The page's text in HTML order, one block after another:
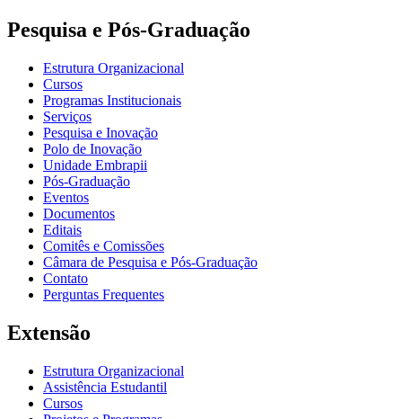
Pesquisa e Pós-Graduação
Estrutura Organizacional
Cursos
Programas Institucionais
Serviços
Pesquisa e Inovação
Polo de Inovação
Unidade Embrapii
Pós-Graduação
Eventos
Documentos
Editais
Comitês e Comissões
Câmara de Pesquisa e Pós-Graduação
Contato
Perguntas Frequentes
Extensão
Estrutura Organizacional
Assistência Estudantil
Cursos